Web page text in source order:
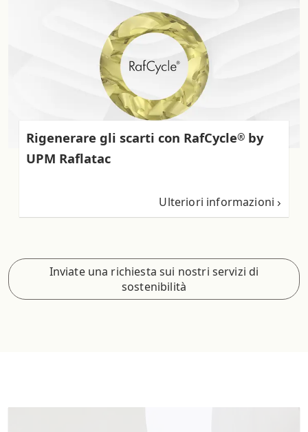
Rigenerare gli scarti con RafCycle® by
UPM Raflatac
Ulteriori informazioni
Inviate una richiesta sui nostri servizi di
sostenibilità